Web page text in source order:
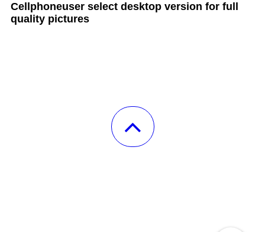
Cellphoneuser select desktop version for full
quality pictures